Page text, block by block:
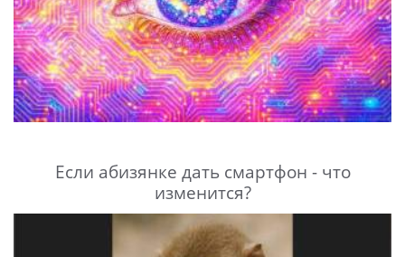
Если абизянке дать смартфон - что
изменится?